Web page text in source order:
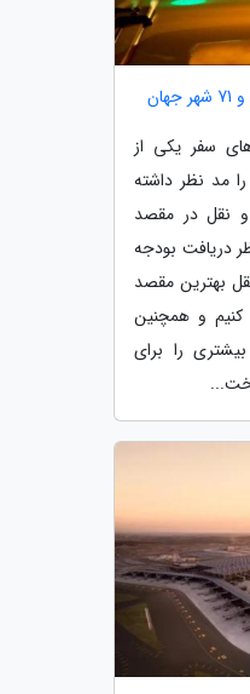
سفر یکی از
مد نظر داشته
نقل در مقصد
دریافت بودجه
بهترین مقصد
کنیم و همچنین
را برای